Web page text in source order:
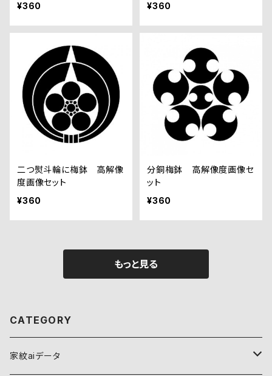
¥360
¥360
二つ熨斗輪に梅鉢 高解像
度画像セット
¥360
分銅梅鉢 高解像度画像セ
ット
¥360
もっと見る
CATEGORY
家紋aiデータ